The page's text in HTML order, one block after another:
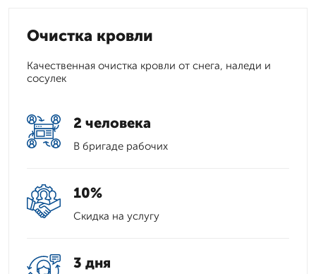
Очистка кровли
Качественная очистка кровли от снега, наледи и
сосулек
2 человека
В бригаде рабочих
10%
Скидка на услугу
3 дня